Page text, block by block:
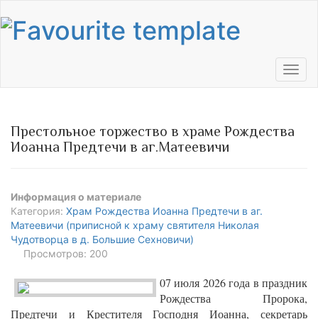
Престольное торжество в храме Рождества
Иоанна Предтечи в аг.Матеевичи
Информация о материале
Категория: Храм Рождества Иоанна Предтечи в аг.
Матеевичи (приписной к храму святителя Николая
Чудотворца в д. Большие Сехновичи)
Просмотров: 200
07 июля 2026 года в праздник
Рождества Пророка,
Предтечи и Крестителя Господня Иоанна, секретарь